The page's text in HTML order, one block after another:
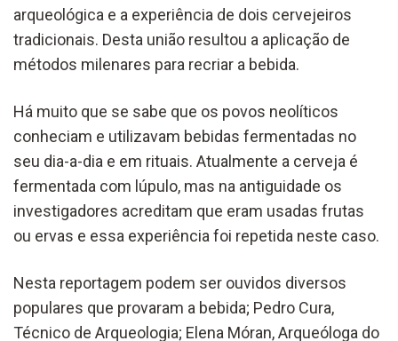
arqueológica e a experiência de dois cervejeiros
tradicionais. Desta união resultou a aplicação de
métodos milenares para recriar a bebida.
Há muito que se sabe que os povos neolíticos
conheciam e utilizavam bebidas fermentadas no
seu dia-a-dia e em rituais. Atualmente a cerveja é
fermentada com lúpulo, mas na antiguidade os
investigadores acreditam que eram usadas frutas
ou ervas e essa experiência foi repetida neste caso.
Nesta reportagem podem ser ouvidos diversos
populares que provaram a bebida; Pedro Cura,
Técnico de Arqueologia; Elena Móran, Arqueóloga do